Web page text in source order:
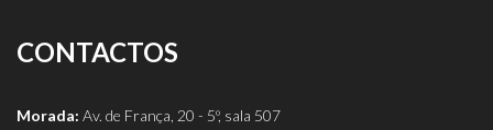
CONTACTOS
Morada: Av. de França, 20 - 5º, sala 507